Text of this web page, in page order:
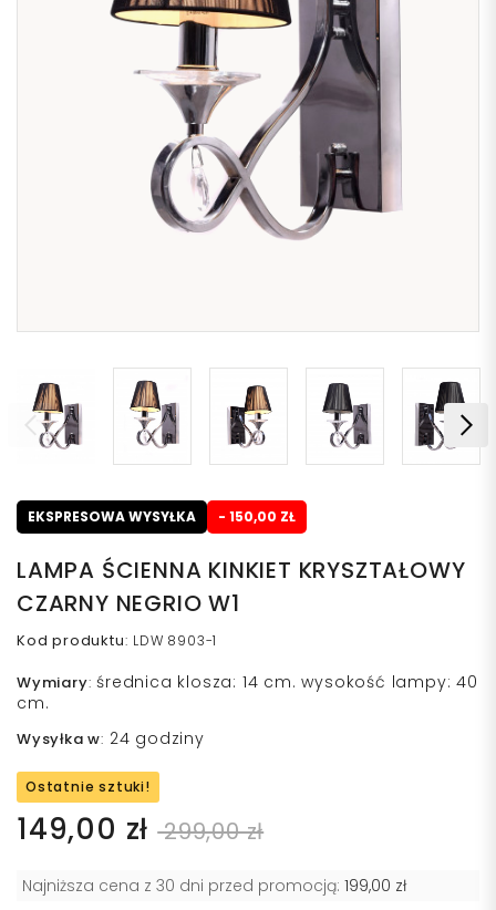
EKSPRESOWA WYSYŁKA - 150,00 ZŁ
LAMPA ŚCIENNA KINKIET KRYSZTAŁOWY
CZARNY NEGRIO W1
Kod produktu: LDW 8903-1
Wymiary: średnica klosza: 14 cm. wysokość lampy: 40
cm.
Wysyłka w: 24 godziny
Ostatnie sztuki!
149,00 zł 299,00 zł
Najniższa cena z 30 dni przed promocją: 199,00 zł